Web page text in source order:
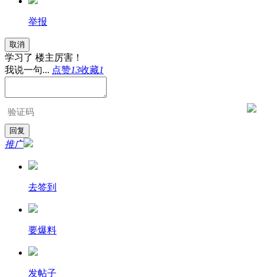
举报
取消
学习了 楼主厉害！
我说一句... 点赞13收藏1
推广
去签到
要爆料
发帖子